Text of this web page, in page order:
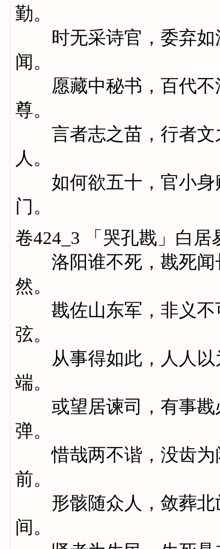
勤。
时无采诗官，委弃如
闻。
愿藏中秘书，百代不
尊。
言者志之苗，行者文
人。
如何欲五十，官小身
门。
卷424_3 「哭孔戡」白居
洛阳谁不死，戡死闻
然。
戡佐山东军，非义不
弦。
从事得如此，人人以
端。
或望居谏司，有事戡
弹。
惜哉两不谐，没齿为
前。
形骸随众人，敛葬北
间。